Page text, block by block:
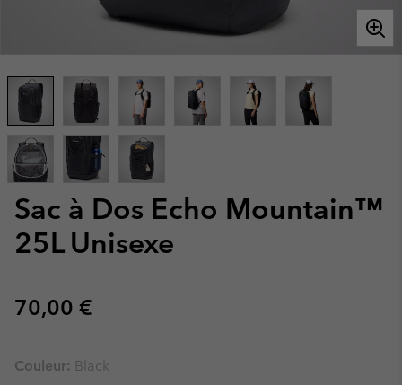
Sac à Dos Echo Mountain™
25L Unisexe
Regular price:
70,00 €
Couleur: Black